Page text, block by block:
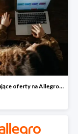
Elektryzujące oferty na Allegro do -50%